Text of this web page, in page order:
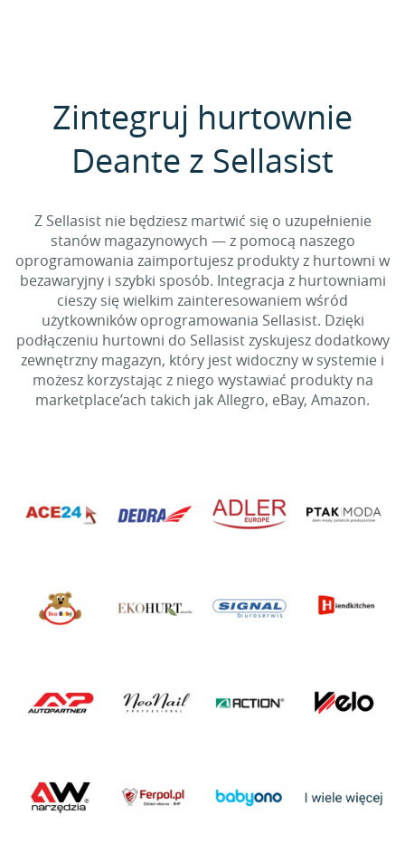
Zintegruj hurtownie
Deante z Sellasist
Z Sellasist nie będziesz martwić się o uzupełnienie
stanów magazynowych — z pomocą naszego
oprogramowania zaimportujesz produkty z hurtowni w
bezawaryjny i szybki sposób. Integracja z hurtowniami
cieszy się wielkim zainteresowaniem wśród
użytkowników oprogramowania Sellasist. Dzięki
podłączeniu hurtowni do Sellasist zyskujesz dodatkowy
zewnętrzny magazyn, który jest widoczny w systemie i
możesz korzystając z niego wystawiać produkty na
marketplace’ach takich jak Allegro, eBay, Amazon.